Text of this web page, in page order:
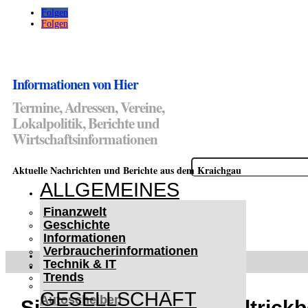
Folgen
Folgen
Informationen von Hier
Termine, Adressen, Vereine,
Lokalpolitik, Berichte und
Wirtschaftsinformationen
Suchen
nach:
Aktuelle Nachrichten und Berichte aus dem Kraichgau
ALLGEMEINES
Finanzwelt
Geschichte
Informationen
Verbraucherinformationen
Technik & IT
Trends
GESELLSCHAFT
WETTERWARNUNGEN
WINTER IM KRAICHGAU
Lifehacks für vereiste
Autoscheiben